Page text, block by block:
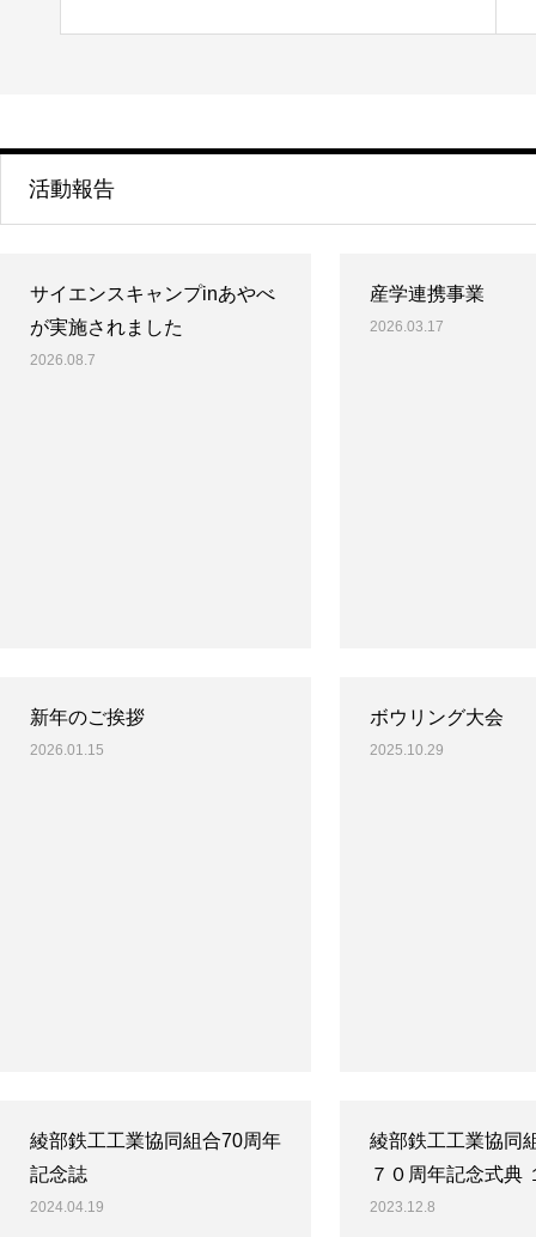
活動報告
サイエンスキャンプinあやべ
が実施されました
2026.08.7
産学連携事業
2026.03.17
新年のご挨拶
2026.01.15
ボウリング大会
2025.10.29
綾部鉄工工業協同組合70周年
記念誌
2024.04.19
綾部鉄工工業協同
７０周年記念式典
2023.12.8